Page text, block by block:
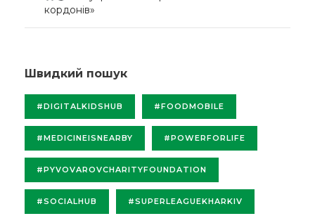
кордонів»
Швидкий пошук
#DIGITALKIDSHUB #FOODMOBILE
#MEDICINEISNEARBY #POWERFORLIFE
#PYVOVAROVCHARITYFOUNDATION
#SOCIALHUB #SUPERLEAGUEKHARKIV